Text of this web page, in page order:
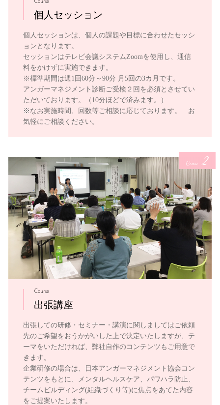
Course
個人セッション
個人セッションは、個人の課題や目標に合わせたセッシ
ョンとなります。
セッションはテレビ会議システムZoomを使用し、通信
料をかけずに実施できます。
※標準期間は週1回60分～90分 月5回の3カ月です。
アンガーマネジメント診断ご受検２回を必須とさせてい
ただいております。（10分ほどで済みます。）
※なお実施時間、回数等ご相談に応じております。 お
気軽にご相談ください。
Course 2
Course
出張講座
出張しての研修・セミナー・講演に関しましてはご依頼
先のご希望をおうかがいした上で決定いたしますが、テ
ーマをいただければ、弊社自作のコンテンツもご用意で
きます。
企業研修の場合は、日本アンガーマネジメント協会コン
テンツをもとに、メンタルヘルスケア、パワハラ防止、
チームビルディング(組織づくり等)に焦点をあてた内容
をご提案いたします。